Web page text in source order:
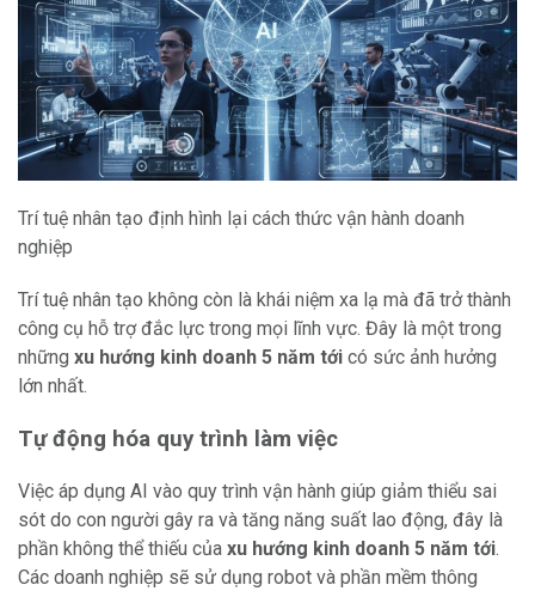
Trí tuệ nhân tạo định hình lại cách thức vận hành doanh
nghiệp
Trí tuệ nhân tạo không còn là khái niệm xa lạ mà đã trở thành
công cụ hỗ trợ đắc lực trong mọi lĩnh vực. Đây là một trong
những xu hướng kinh doanh 5 năm tới có sức ảnh hưởng
lớn nhất.
Tự động hóa quy trình làm việc
Việc áp dụng AI vào quy trình vận hành giúp giảm thiểu sai
sót do con người gây ra và tăng năng suất lao động, đây là
phần không thể thiếu của xu hướng kinh doanh 5 năm tới.
Các doanh nghiệp sẽ sử dụng robot và phần mềm thông